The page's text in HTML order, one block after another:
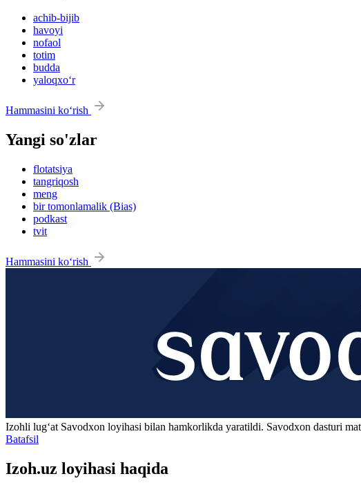
achib-bijib
havoyi
nofaol
totim
budda
yaloqxo‘r
Hammasini ko‘rish
Yangi so'zlar
flotatsiya
tangriqosh
meng
bir tomonlamalik (Bias)
podkast
tvit
Hammasini ko‘rish
Izohli lugʻat Savodxon loyihasi bilan hamkorlikda yaratildi. Savodxon dasturi
Batafsil
Izoh.uz loyihasi haqida